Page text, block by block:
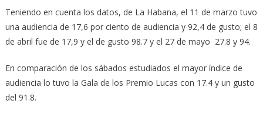
Teniendo en cuenta los datos, de La Habana, el 11 de marzo tuvo
una audiencia de 17,6 por ciento de audiencia y 92,4 de gusto; el 8
de abril fue de 17,9 y el de gusto 98.7 y el 27 de mayo 27.8 y 94.
En comparación de los sábados estudiados el mayor índice de
audiencia lo tuvo la Gala de los Premio Lucas con 17.4 y un gusto
del 91.8.